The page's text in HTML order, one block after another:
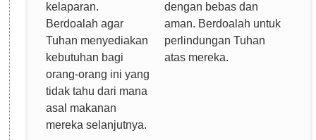
kelaparan.
Berdoalah agar
Tuhan menyediakan
kebutuhan bagi
orang-orang ini yang
tidak tahu dari mana
asal makanan
mereka selanjutnya.
dengan bebas dan
aman. Berdoalah untuk
perlindungan Tuhan
atas mereka.